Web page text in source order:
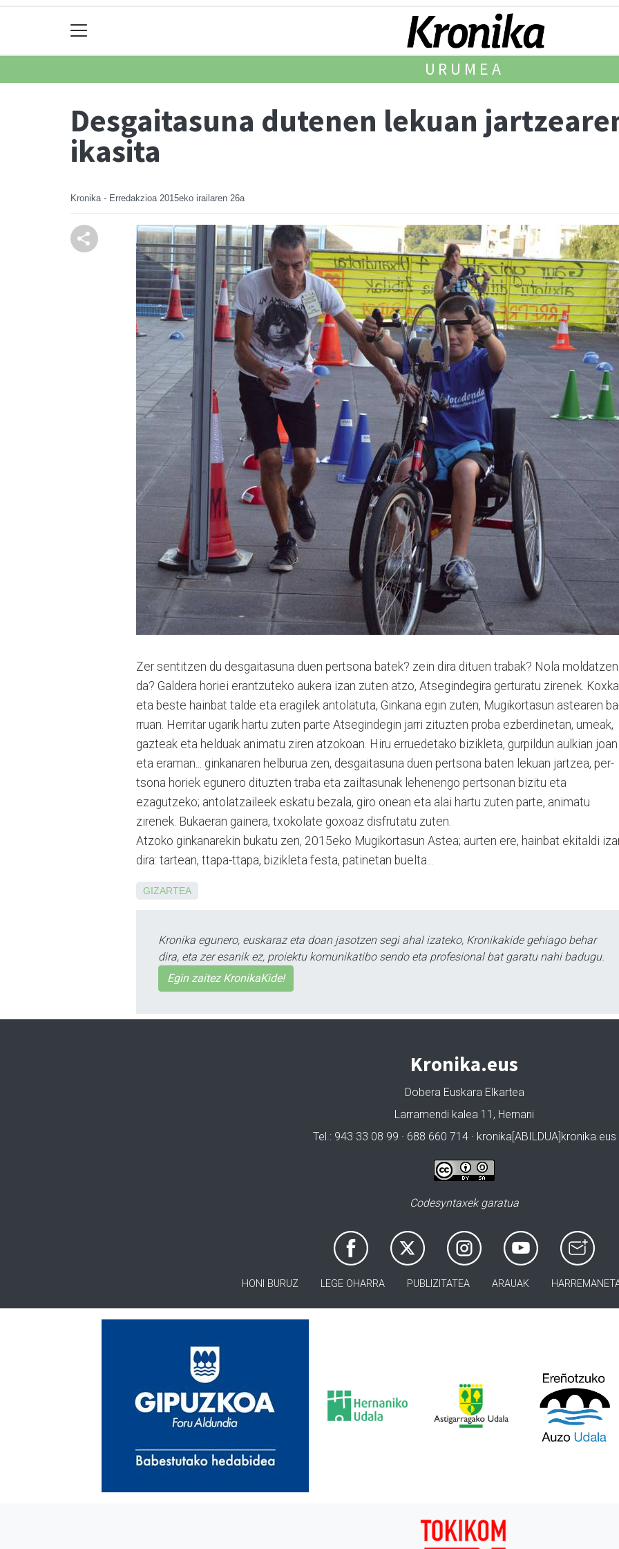
URUMEA
Desgaitasuna dutenen lekuan
ikasita
Kronika - Erredakzioa 2015eko irailaren 26a
Zer sentitzen du desgaitasuna duen pertsona batek? zein dira dituen trabak? Nola mol­datzen
da? Galdera horiei erantzuteko aukera izan zuten atzo, Atsegindegira gerturatu zirenek.
eta beste hainbat talde eta eragilek an­tolatuta, Ginkana egin zuten, Mugi­kortasun astearen
rru­an. Herritar ugarik hartu zu­ten parte Atsegindegin jarri zi­tuzten proba ezberdinetan, umeak,
gazteak eta helduak animatu ziren atzokoan. Hiru erruedetako bizikleta, gurpil­dun aulkian joan
eta eraman... ginkanaren helburua zen, desgaitasuna duen pertsona baten lekuan jartzea, per­
tsona horiek egunero dituzten traba eta zailtasunak lehenengo per­tsonan bizitu eta
ezagutzeko; antolatzaileek eskatu bezala, giro onean eta alai hartu zuten parte, animatu
zirenek. Bukaeran gainera, txokolate goxoaz disfrutatu zuten.
Atzoko ginkanarekin bu­katu zen, 2015eko Mu­gikortasun Astea; aurten ere, hainbat ekitaldi
dira: tartean, ttapa-ttapa, bizikleta festa, patinetan buelta...
GIZARTEA
Kronika egunero, euskaraz eta doan jasotzen segi ahal izateko, Kronikakide gehiago behar
dira, eta zer esanik ez, proiektu komunikatibo sendo eta profesional bat garatu nahi badugu.
Egin zaitez KronikaKide!
Kronika.eus
Dobera Euskara Elkartea
Larramendi kalea 11, Hernani
Tel.: 943 33 08 99 · 688 660 714 · kronika[ABILDUA]kronika.eus
Codesyntaxek garatua
HONI BURUZ LEGE OHARRA PUBLIZITATEA ARAUAK